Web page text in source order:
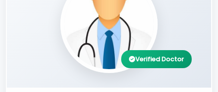
Verified Doctor